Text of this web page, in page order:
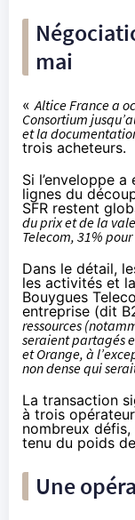
mai
«Altice France a
Consortium
et la
trois acheteurs.
Si l’enveloppe
lignes du
SFR restent
du prix et de la
Telecom, 31%
Dans le détail,
les activités et
Bouygues
entreprise (dit
ressources
seraient partagés
et Orange, à
non dense qui
La transaction
à trois
nombreux
tenu du poids de
Une